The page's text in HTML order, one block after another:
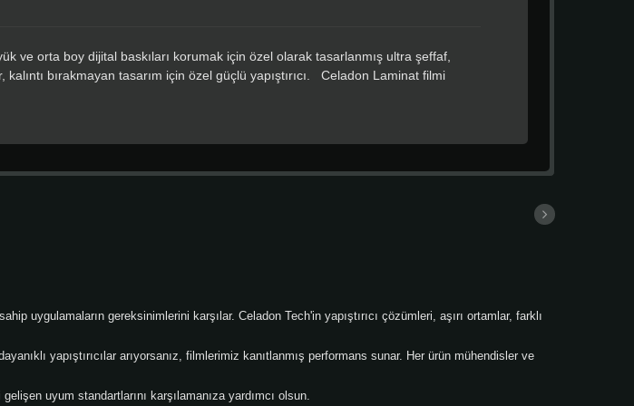
ve orta boy dijital baskıları korumak için özel olarak tasarlanmış ultra şeffaf,
bırakmayan tasarım için özel güçlü yapıştırıcı. Celadon Laminat filmi
uygulamaların gereksinimlerini karşılar. Celadon Tech'in yapıştırıcı çözümleri, aşırı ortamlar, farklı
yapıştırıcılar arıyorsanız, filmlerimiz kanıtlanmış performans sunar. Her ürün mühendisler ve
uyum standartlarını karşılamanıza yardımcı olsun.